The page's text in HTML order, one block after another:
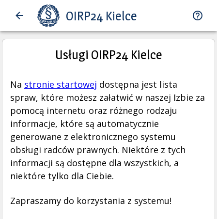
OIRP24 Kielce
Usługi OIRP24 Kielce
Na stronie startowej dostępna jest lista
spraw, które możesz załatwić w naszej Izbie za
pomocą internetu oraz różnego rodzaju
informacje, które są automatycznie
generowane z elektronicznego systemu
obsługi radców prawnych. Niektóre z tych
informacji są dostępne dla wszystkich, a
niektóre tylko dla Ciebie.
Zapraszamy do korzystania z systemu!